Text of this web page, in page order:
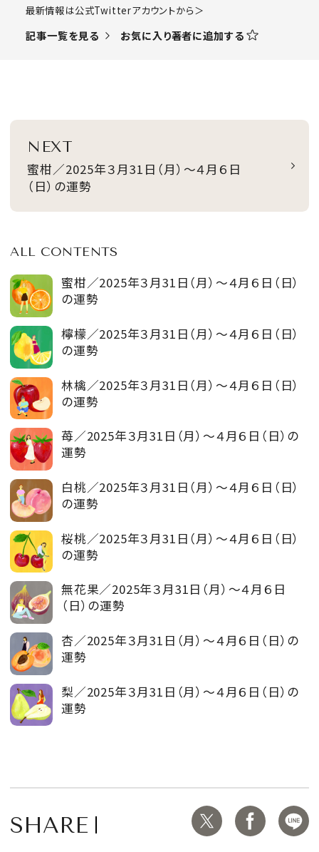
​最新情報は公式Twitterアカウントから＞
記事一覧を見る お気に入り著者に追加する
NEXT
蜜柑／2025年３月31日（月）～４月６日
（日）の運勢
ALL CONTENTS
蜜柑／2025年３月31日（月）～４月６日（日）
の運勢
檸檬／2025年３月31日（月）～４月６日（日）
の運勢
林檎／2025年３月31日（月）～４月６日（日）
の運勢
苺／2025年３月31日（月）～４月６日（日）の
運勢
白桃／2025年３月31日（月）～４月６日（日）
の運勢
桜桃／2025年３月31日（月）～４月６日（日）
の運勢
無花果／2025年３月31日（月）～４月６日
（日）の運勢
杏／2025年３月31日（月）～４月６日（日）の
運勢
梨／2025年３月31日（月）～４月６日（日）の
運勢
SHARE